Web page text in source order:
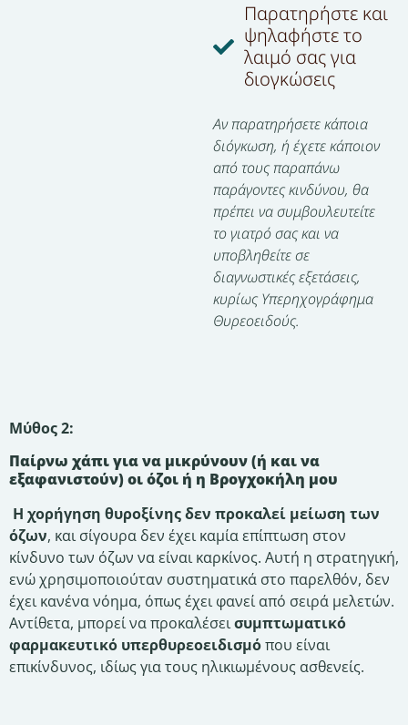
Παρατηρήστε και
ψηλαφήστε το
λαιμό σας για
διογκώσεις
Αν παρατηρήσετε κάποια
διόγκωση, ή έχετε κάποιον
από τους παραπάνω
παράγοντες κινδύνου, θα
πρέπει να συμβουλευτείτε
το γιατρό σας και να
υποβληθείτε σε
διαγνωστικές εξετάσεις,
κυρίως Υπερηχογράφημα
Θυρεοειδούς.
Μύθος 2:
Παίρνω χάπι για να μικρύνουν (ή και να
εξαφανιστούν) οι όζοι ή η Βρογχοκήλη μου
Η χορήγηση θυροξίνης δεν προκαλεί μείωση των
όζων, και σίγουρα δεν έχει καμία επίπτωση στον
κίνδυνο των όζων να είναι καρκίνος. Αυτή η στρατηγική,
ενώ χρησιμοποιούταν συστηματικά στο παρελθόν, δεν
έχει κανένα νόημα, όπως έχει φανεί από σειρά μελετών.
Αντίθετα, μπορεί να προκαλέσεισυμπτωματικό
φαρμακευτικό υπερθυρεοειδισμόπου είναι
επικίνδυνος, ιδίως για τους ηλικιωμένους ασθενείς.